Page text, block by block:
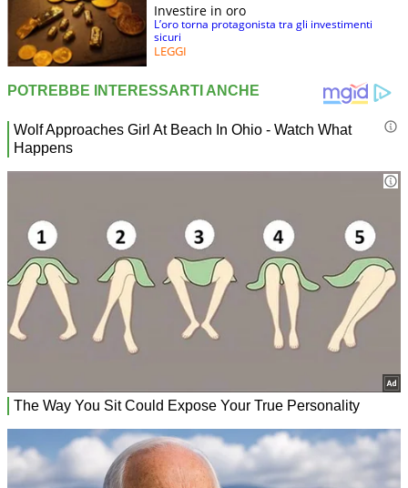
Investire in oro
L’oro torna protagonista tra gli investimenti
sicuri
LEGGI